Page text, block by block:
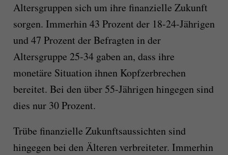
Altersgruppen sich um ihre finanzielle Zukunft
sorgen. Immerhin 43 Prozent der 18-24-Jährigen
und 47 Prozent der Befragten in der
Altersgruppe 25-34 gaben an, dass ihre
monetäre Situation ihnen Kopfzerbrechen
bereitet. Bei den über 55-Jährigen hingegen sind
dies nur 30 Prozent.
Trübe finanzielle Zukunftsaussichten sind
hingegen bei den Älteren verbreiteter. Immerhin